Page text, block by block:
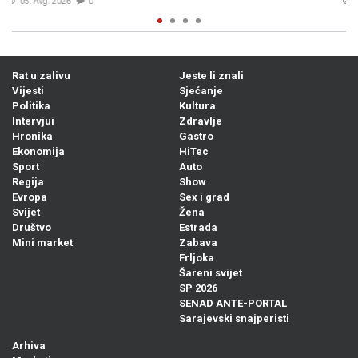
Rat u zalivu
Vijesti
Politika
Intervjui
Hronika
Ekonomija
Sport
Regija
Evropa
Svijet
Društvo
Mini market
Jeste li znali
Sjećanje
Kultura
Zdravlje
Gastro
HiTec
Auto
Show
Sex i grad
Žena
Estrada
Zabava
Frljoka
Šareni svijet
SP 2026
SENAD ANTE-PORTAL
Sarajevski snajperisti
Arhiva